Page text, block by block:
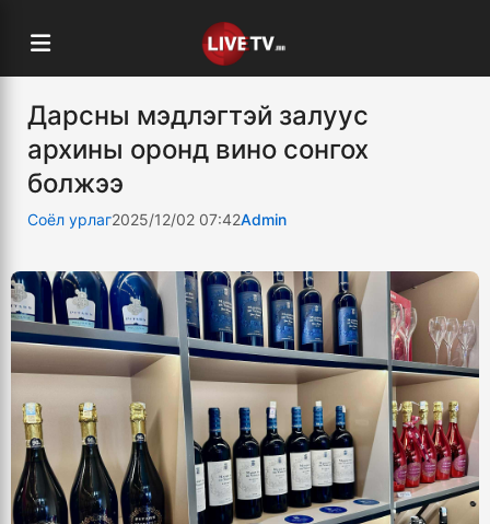
Дарсны мэдлэгтэй залуус
архины оронд вино сонгох
болжээ
Соёл урлаг2025/12/02 07:42Admin